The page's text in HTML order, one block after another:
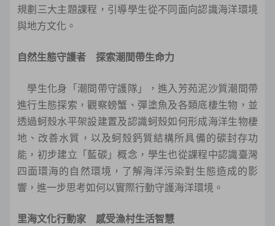
規劃三大主題課程，引導學生從不同面向認識海洋環境
與地方文化。
自然生態守護者 探索潮間帶生命力
學生化身「潮間帶守護隊」，進入芳苑泥沙質潮間帶
進行生態探索，觀察螃蟹、彈塗魚及各類底棲生物，並
透過蚵殼水平架設建置及認識蚵殼如何形成海洋生物棲
地、改善水質，以及蚵殼鈣質結構所具備的碳封存功
能，初步建立「藍碳」概念，學生也從課程中認識臺灣
四面環海的自然環境，了解海洋污染對生態造成的影
響，進一步思考如何以實際行動守護海洋環境。
里海文化行動家 感受漁村生活智慧